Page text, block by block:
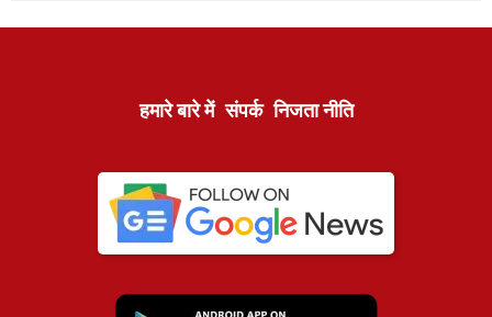
हमारे बारे में संपर्क निजता नीति